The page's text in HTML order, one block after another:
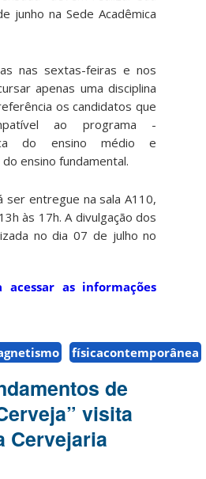
junho na Sede Acadêmica
nas sextas-feiras e nos
apenas uma disciplina
os candidatos que
ao programa -
do ensino médio e
ensino fundamental.
ser entregue na sala A110,
às 17h. A divulgação dos
no dia 07 de julho no
as informações
físicacontemporânea
de
visita
Cervejaria